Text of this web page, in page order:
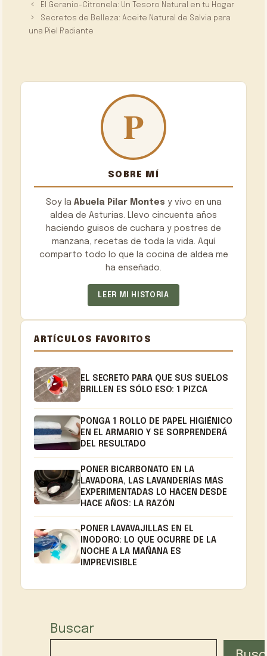
El Geranio-Citronela: Un Tesoro Natural en tu Hogar
Secretos de Belleza: Aceite Natural de Salvia para
una Piel Radiante
SOBRE MÍ
Soy la Abuela Pilar Montes y vivo en una
aldea de Asturias. Llevo cincuenta años
haciendo guisos de cuchara y postres de
manzana, recetas de toda la vida. Aquí
comparto todo lo que la cocina de aldea me
ha enseñado.
LEER MI HISTORIA
ARTÍCULOS FAVORITOS
EL SECRETO PARA QUE SUS SUELOS
BRILLEN ES SÓLO ESO: 1 PIZCA
PONGA 1 ROLLO DE PAPEL HIGIÉNICO
EN EL ARMARIO Y SE SORPRENDERÁ
DEL RESULTADO
PONER BICARBONATO EN LA
LAVADORA, LAS LAVANDERÍAS MÁS
EXPERIMENTADAS LO HACEN DESDE
HACE AÑOS: LA RAZÓN
PONER LAVAVAJILLAS EN EL
INODORO: LO QUE OCURRE DE LA
NOCHE A LA MAÑANA ES
IMPREVISIBLE
Buscar